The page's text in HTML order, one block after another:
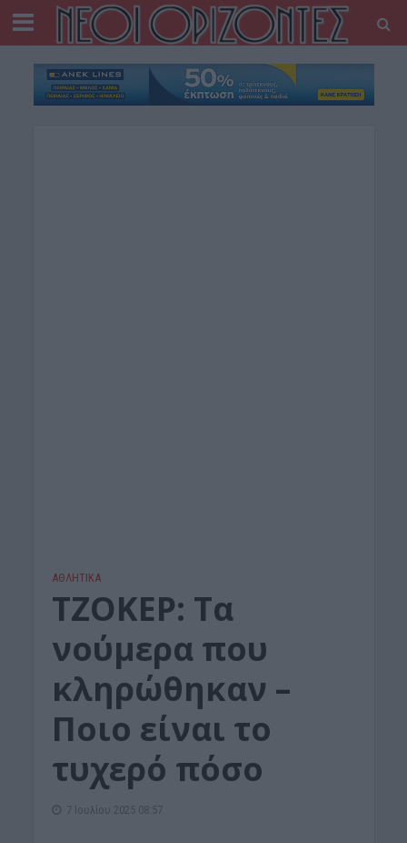
ΑΘΛΗΤΙΚΑ
TΖΟΚΕΡ: Tα
νούμερα που
κληρώθηκαν –
Ποιο είναι το
τυχερό πόσο
7 Ιουλίου 2025 08:57